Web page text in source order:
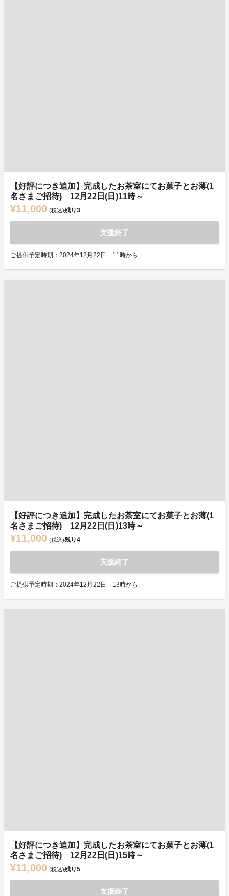
【好評につき追加】完成したお茶室にてお菓子とお薄(1
名さまご招待) 12月22日(日)11時～
¥11,000 (税込)残り3
支援終了
ご提供予定時期：2024年12月22日 11時から
【好評につき追加】完成したお茶室にてお菓子とお薄(1
名さまご招待) 12月22日(日)13時～
¥11,000 (税込)残り4
支援終了
ご提供予定時期：2024年12月22日 13時から
【好評につき追加】完成したお茶室にてお菓子とお薄(1
名さまご招待) 12月22日(日)15時～
¥11,000 (税込)残り5
支援終了